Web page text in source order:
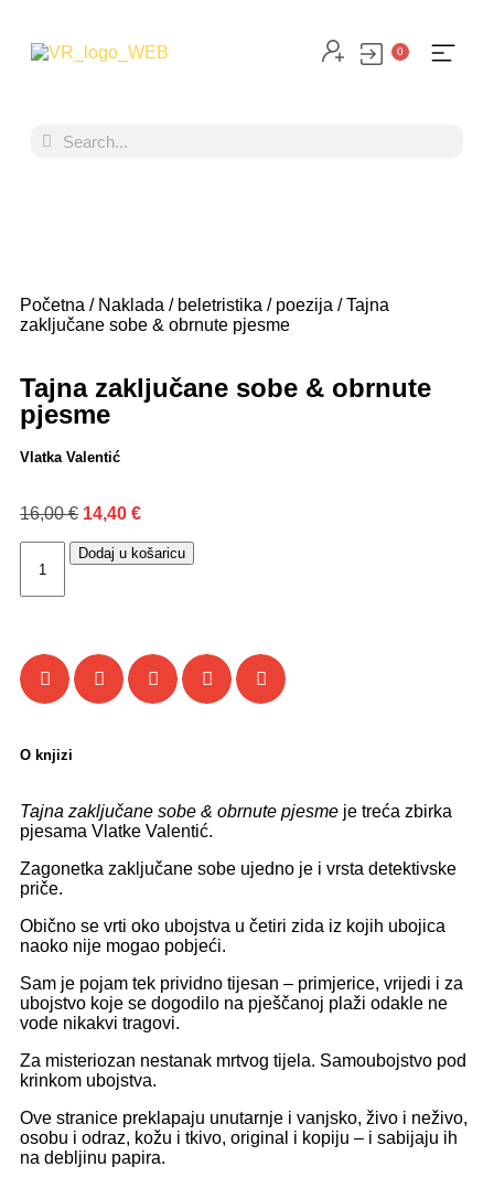
0
Početna / Naklada / beletristika / poezija / Tajna
zaključane sobe & obrnute pjesme
Tajna zaključane sobe & obrnute
pjesme
Vlatka Valentić
16,00€ 14,40 €
Dodaj u košaricu
O knjizi
Tajna zaključane sobe & obrnute pjesme je treća zbirka
pjesama Vlatke Valentić.
Zagonetka zaključane sobe ujedno je i vrsta detektivske
priče.
Obično se vrti oko ubojstva u četiri zida iz kojih ubojica
naoko nije mogao pobjeći.
Sam je pojam tek prividno tijesan – primjerice, vrijedi i za
ubojstvo koje se dogodilo na pješčanoj plaži odakle ne
vode nikakvi tragovi.
Za misteriozan nestanak mrtvog tijela. Samoubojstvo pod
krinkom ubojstva.
Ove stranice preklapaju unutarnje i vanjsko, živo i neživo,
osobu i odraz, kožu i tkivo, original i kopiju – i sabijaju ih
na debljinu papira.